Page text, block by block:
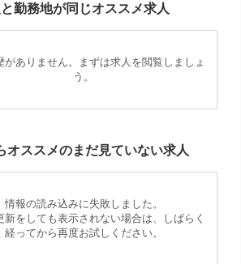
勤務地が同じオススメ求人
がありません。まずは求人を閲覧しましょ
う。
オススメのまだ見ていない求人
情報の読み込みに失敗しました。
新をしても表示されない場合は、しばらく
経ってから再度お試しください。